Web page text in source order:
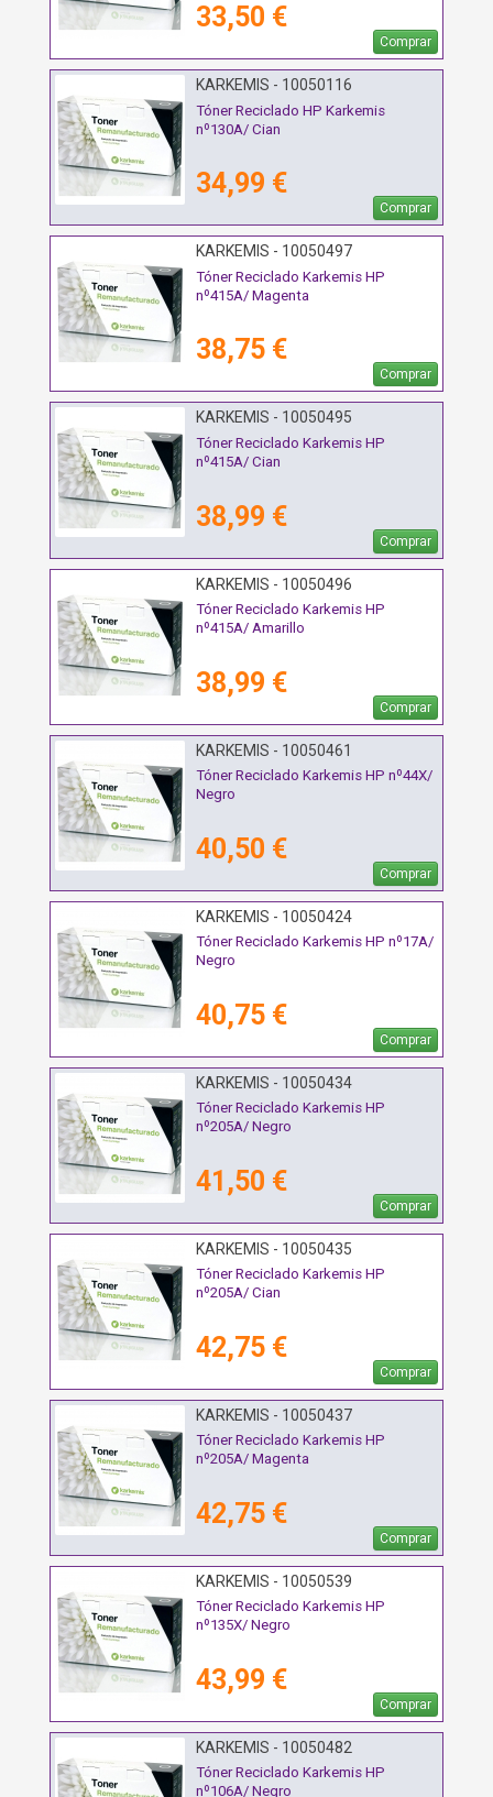
33,50 €
Comprar
KARKEMIS - 10050116
Tóner Reciclado HP Karkemis
nº130A/ Cian
34,99 €
Comprar
KARKEMIS - 10050497
Tóner Reciclado Karkemis HP
nº415A/ Magenta
38,75 €
Comprar
KARKEMIS - 10050495
Tóner Reciclado Karkemis HP
nº415A/ Cian
38,99 €
Comprar
KARKEMIS - 10050496
Tóner Reciclado Karkemis HP
nº415A/ Amarillo
38,99 €
Comprar
KARKEMIS - 10050461
Tóner Reciclado Karkemis HP nº44X/
Negro
40,50 €
Comprar
KARKEMIS - 10050424
Tóner Reciclado Karkemis HP nº17A/
Negro
40,75 €
Comprar
KARKEMIS - 10050434
Tóner Reciclado Karkemis HP
nº205A/ Negro
41,50 €
Comprar
KARKEMIS - 10050435
Tóner Reciclado Karkemis HP
nº205A/ Cian
42,75 €
Comprar
KARKEMIS - 10050437
Tóner Reciclado Karkemis HP
nº205A/ Magenta
42,75 €
Comprar
KARKEMIS - 10050539
Tóner Reciclado Karkemis HP
nº135X/ Negro
43,99 €
Comprar
KARKEMIS - 10050482
Tóner Reciclado Karkemis HP
nº106A/ Negro